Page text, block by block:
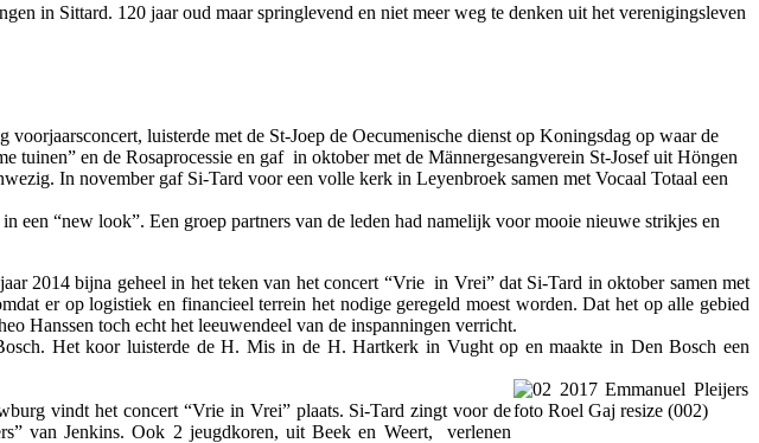
in Sittard. 120 jaar oud maar springlevend en niet meer weg te denken uit het verenigingsleven
luisterde met de St-Joep de Oecumenische dienst op Koningsdag op waar de
en de Rosaprocessie en gaf in oktober met de Männergesangverein St-Josef uit Höngen
In november gaf Si-Tard voor een volle kerk in Leyenbroek samen met Vocaal Totaal een
“new look”. Een groep partners van de leden had namelijk voor mooie nieuwe strikjes en
2014 bijna geheel in het teken van het concert “Vrie in Vrei” dat Si-Tard in oktober samen met
er op logistiek en financieel terrein het nodige geregeld moest worden. Dat het op alle gebied
Hanssen toch echt het leeuwendeel van de inspanningen verricht.
Het koor luisterde de H. Mis in de H. Hartkerk in Vught op en maakte in Den Bosch een
vindt het concert “Vrie in Vrei” plaats. Si-Tard zingt voor de
van Jenkins. Ook 2 jeugdkoren, uit Beek en Weert, verlenen